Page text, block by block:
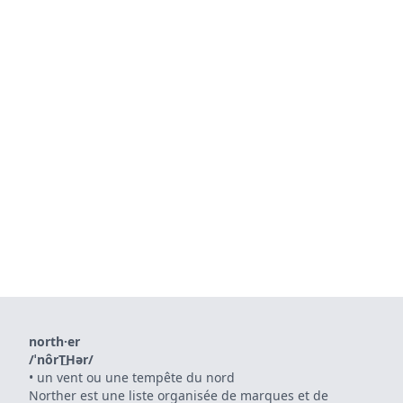
north·er
/ˈnôrT͟Hər/
• un vent ou une tempête du nord
Norther est une liste organisée de marques et de